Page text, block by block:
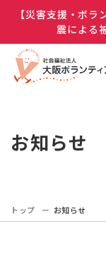
【災害支援・ボ
震による
お知らせ
トップ お知らせ